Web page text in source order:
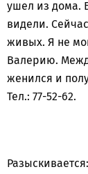
ушел из дома.
видели.
живых. Я не
Валерию.
женился и
Тел.: 77-52-62.